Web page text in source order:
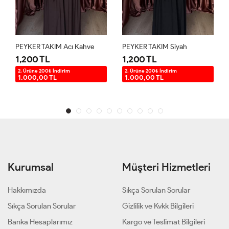
PEYKER TAKIM Acı Kahve
1,200 TL
2. Ürüne 200₺ İndirim
1.000,00 TL
PEYKER TAKIM Siyah
1,200 TL
2. Ürüne 200₺ İndirim
1.000,00 TL
Kurumsal
Hakkımızda
Sıkça Sorulan Sorular
Banka Hesaplarımız
Müşteri Hizmetleri
Sıkça Sorulan Sorular
Gizlilik ve Kvkk Bilgileri
Kargo ve Teslimat Bilgileri